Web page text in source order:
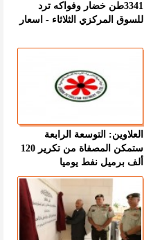
3341طن خضار وفواكه ترد
للسوق المركزي الثلاثاء - اسعار
العلاوين: التوسعة الرابعة
ستمكن المصفاة من تكرير 120
ألف برميل نفط يوميا